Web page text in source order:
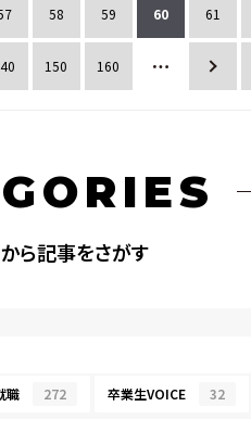
58 59 60 61
150 160 »
ら記事をさがす
職 272 卒業生VOICE 32